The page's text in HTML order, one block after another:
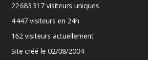
22 683 317 visiteurs uniques
4 447 visiteurs en 24h
162 visiteurs actuellement
Site créé le 02/08/2004